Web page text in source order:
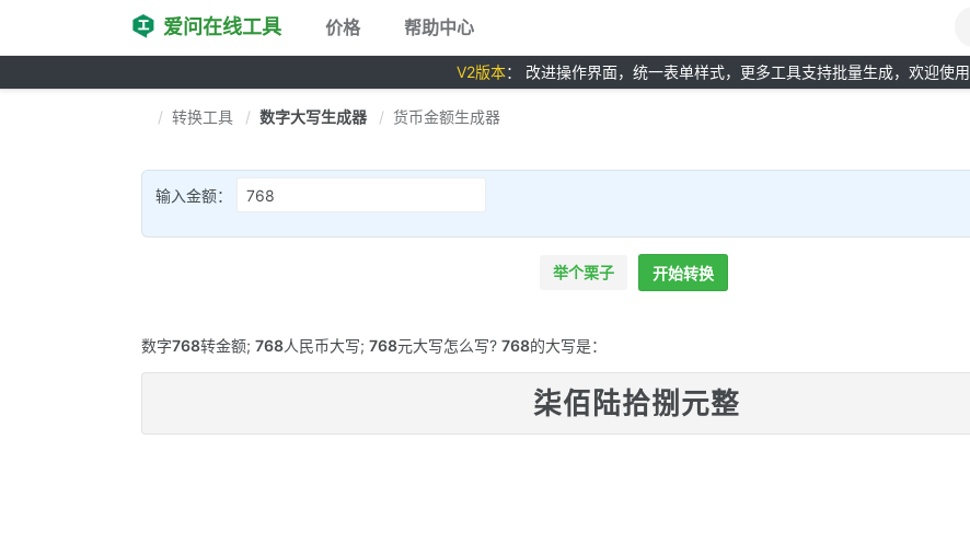
爱问在线工具 价格 帮助中心
V2版本： 改进操作界面，统一表单样式，更多工具支持批量生成，欢迎使用
转换工具 数字大写生成器 货币金额生成器
输入金额：
举个栗子 开始转换
数字768转金额; 768人民币大写; 768元大写怎么写? 768的大写是：
柒佰陆拾捌元整